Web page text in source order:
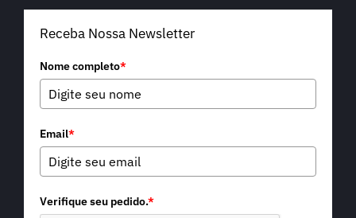
Receba Nossa Newsletter
Nome completo*
Email*
Verifique seu pedido.*